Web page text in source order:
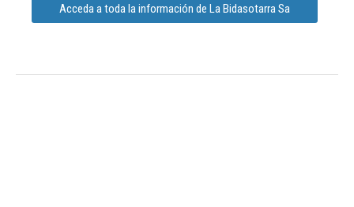
Acceda a toda la información de La Bidasotarra Sa